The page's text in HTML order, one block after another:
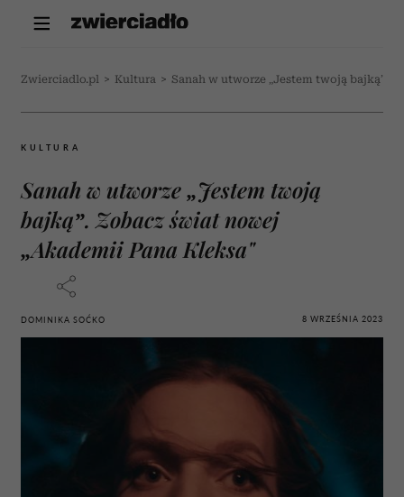
Zwierciadlo.pl > Kultura > Sanah w utworze „Jestem twoją bajką”.
KULTURA
Sanah w utworze „Jestem twoją
bajką”. Zobacz świat nowej
„Akademii Pana Kleksa"
DOMINIKA SOĆKO 8 WRZEŚNIA 2023